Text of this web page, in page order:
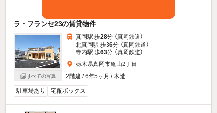
ラ・フランセ23の賃貸物件
すべての写真
真岡駅 歩28分 （真岡鉄道）
北真岡駅 歩36分 （真岡鉄道）
寺内駅 歩63分 （真岡鉄道）
栃木県真岡市亀山2丁目
2階建 / 6年5ヶ月 / 木造
駐車場あり 宅配ボックス